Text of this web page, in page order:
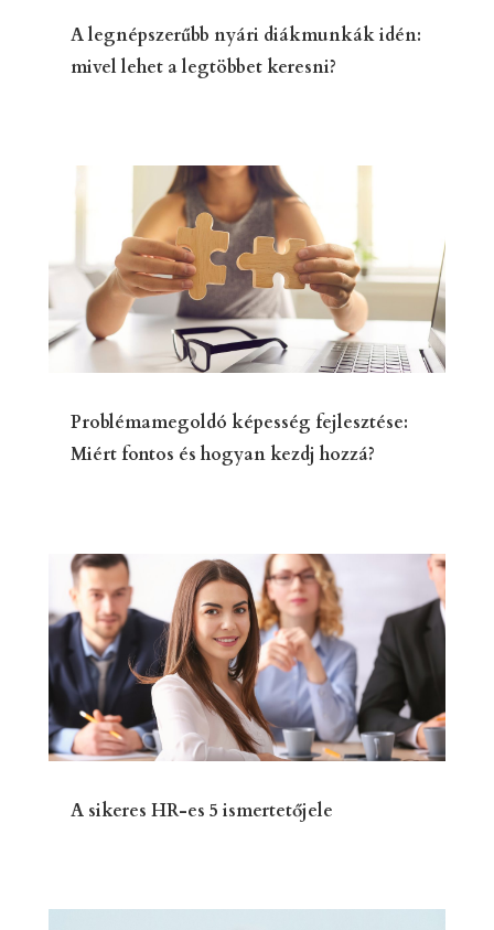
A legnépszerűbb nyári diákmunkák idén:
mivel lehet a legtöbbet keresni?
Problémamegoldó képesség fejlesztése:
Miért fontos és hogyan kezdj hozzá?
A sikeres HR-es 5 ismertetőjele